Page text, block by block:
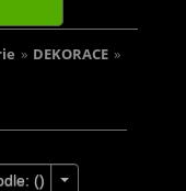
» DEKORACE »
()